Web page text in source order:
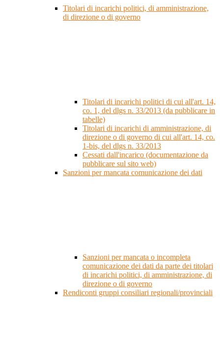
Titolari di incarichi politici, di amministrazione,
di direzione o di governo
Titolari di incarichi politici di cui all'art. 14,
co. 1, del dlgs n. 33/2013 (da pubblicare in
tabelle)
Titolari di incarichi di amministrazione, di
direzione o di governo di cui all'art. 14, co.
1-bis, del dlgs n. 33/2013
Cessati dall'incarico (documentazione da
pubblicare sul sito web)
Sanzioni per mancata comunicazione dei dati
Sanzioni per mancata o incompleta
comunicazione dei dati da parte dei titolari
di incarichi politici, di amministrazione, di
direzione o di governo
Rendiconti gruppi consiliari regionali/provinciali